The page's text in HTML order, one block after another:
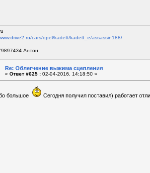
cars/opel/kadett/kadett_e/assassin188/
Антон
Re: Облегчение выжима сцепления
« Ответ #625 : 02-04-2016, 14:18:50 »
большое Сегодня получил поставил) работает